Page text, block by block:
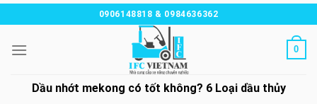
Chuyển
đến
nội
0906148818 & 0984636362
0
Dầu nhớt mekong có tốt không? 6 Loại dầu thủy